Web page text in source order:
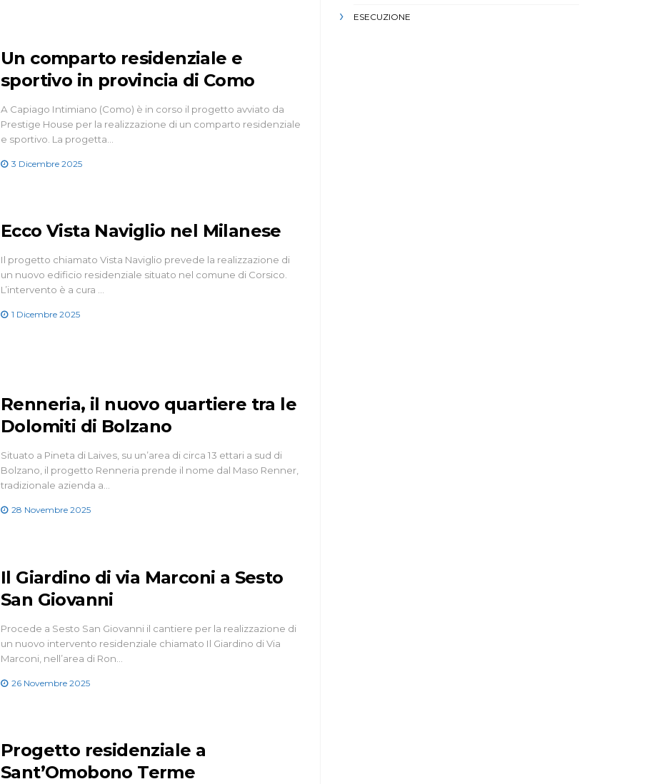
Un comparto residenziale e
sportivo in provincia di Como
A Capiago Intimiano (Como) è in corso il progetto avviato da
Prestige House per la realizzazione di un comparto residenziale
e sportivo. La progetta…
3 Dicembre 2025
Ecco Vista Naviglio nel Milanese
Il progetto chiamato Vista Naviglio prevede la realizzazione di
un nuovo edificio residenziale situato nel comune di Corsico.
L’intervento è a cura …
1 Dicembre 2025
Renneria, il nuovo quartiere tra le
Dolomiti di Bolzano
Situato a Pineta di Laives, su un’area di circa 13 ettari a sud di
Bolzano, il progetto Renneria prende il nome dal Maso Renner,
tradizionale azienda a…
28 Novembre 2025
Il Giardino di via Marconi a Sesto
San Giovanni
Procede a Sesto San Giovanni il cantiere per la realizzazione di
un nuovo intervento residenziale chiamato Il Giardino di Via
Marconi, nell’area di Ron…
26 Novembre 2025
Progetto residenziale a
Sant’Omobono Terme
ESECUZIONE